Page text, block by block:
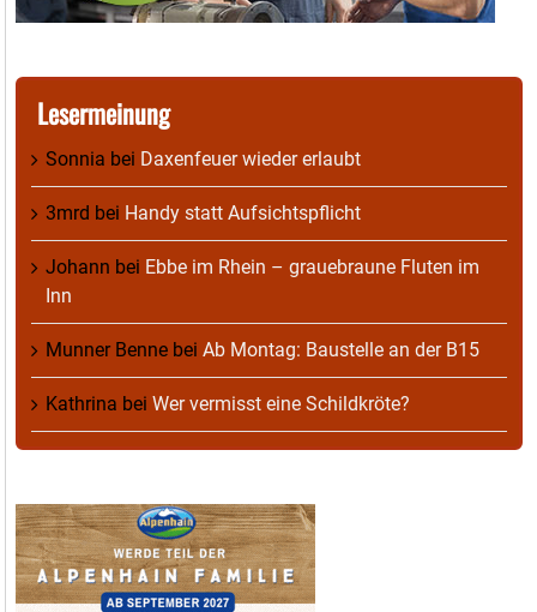
Lesermeinung
Sonnia bei Daxenfeuer wieder erlaubt
3mrd bei Handy statt Aufsichtspflicht
Johann bei Ebbe im Rhein – grauebraune Fluten im
Inn
Munner Benne bei Ab Montag: Baustelle an der B15
Kathrina bei Wer vermisst eine Schildkröte?